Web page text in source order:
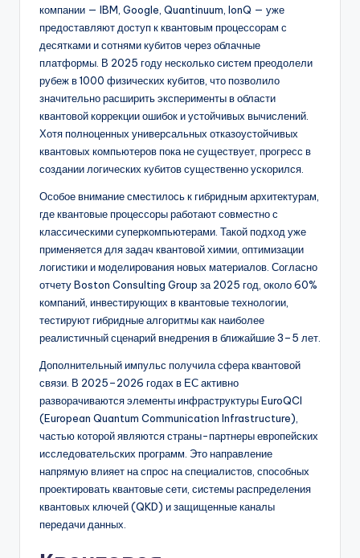
компании — IBM, Google, Quantinuum, IonQ — уже
предоставляют доступ к квантовым процессорам с
десятками и сотнями кубитов через облачные
платформы. В 2025 году несколько систем преодолели
рубеж в 1000 физических кубитов, что позволило
значительно расширить эксперименты в области
квантовой коррекции ошибок и устойчивых вычислений.
Хотя полноценных универсальных отказоустойчивых
квантовых компьютеров пока не существует, прогресс в
создании логических кубитов существенно ускорился.
Особое внимание сместилось к гибридным архитектурам,
где квантовые процессоры работают совместно с
классическими суперкомпьютерами. Такой подход уже
применяется для задач квантовой химии, оптимизации
логистики и моделирования новых материалов. Согласно
отчету Boston Consulting Group за 2025 год, около 60%
компаний, инвестирующих в квантовые технологии,
тестируют гибридные алгоритмы как наиболее
реалистичный сценарий внедрения в ближайшие 3–5 лет.
Дополнительный импульс получила сфера квантовой
связи. В 2025–2026 годах в ЕС активно
разворачиваются элементы инфраструктуры EuroQCI
(European Quantum Communication Infrastructure),
частью которой являются страны-партнеры европейских
исследовательских программ. Это направление
напрямую влияет на спрос на специалистов, способных
проектировать квантовые сети, системы распределения
квантовых ключей (QKD) и защищенные каналы
передачи данных.